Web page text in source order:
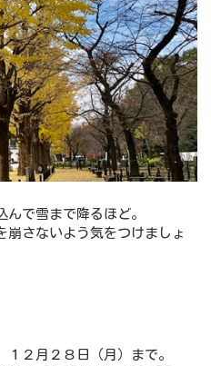
で雪まで降るほど。
崩さないよう気をつけましょ
２月２８日（月）まで。